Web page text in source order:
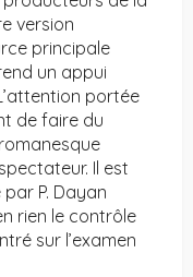
version
principale
un appui
portée
de faire du
Il est
P. Dayan
rien le contrôle
sur l’examen